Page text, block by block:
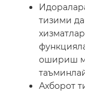
тизими
ошириш
Ахборот